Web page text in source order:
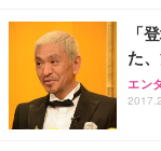
ョ
務
ッシ
ス圧
【
グモ
アイ
ュラ
「
た
エン